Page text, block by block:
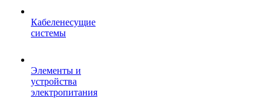
Кабеленесущие
системы
Элементы и
устройства
электропитания